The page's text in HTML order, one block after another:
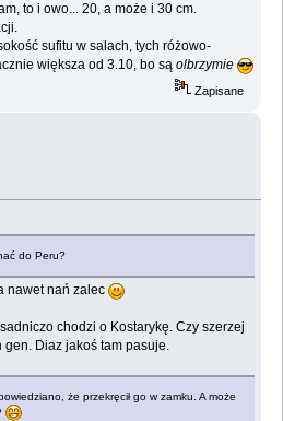
to i owo... 20, a może i 30 cm.
sufitu w salach, tych różowo-
większa od 3.10, bo sąolbrzymie
Zapisane
do Peru?
nawet nań zalec
chodzi o Kostarykę. Czy szerzej
Diaz jakoś tam pasuje.
że przekręcił go w zamku. A może